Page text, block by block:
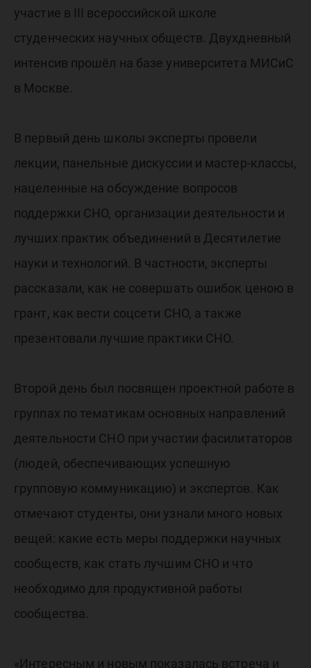
участие в III всероссийской школе
студенческих научных обществ. Двухдневный
интенсив прошёл на базе университета МИСиС
в Москве.
В первый день школы эксперты провели
лекции, панельные дискуссии и мастер-классы,
нацеленные на обсуждение вопросов
поддержки СНО, организации деятельности и
лучших практик объединений в Десятилетие
науки и технологий. В частности, эксперты
рассказали, как не совершать ошибок ценою в
грант, как вести соцсети СНО, а также
презентовали лучшие практики СНО.
Второй день был посвящен проектной работе в
группах по тематикам основных направлений
деятельности СНО при участии фасилитаторов
(людей, обеспечивающих успешную
групповую коммуникацию) и экспертов. Как
отмечают студенты, они узнали много новых
вещей: какие есть меры поддержки научных
сообществ, как стать лучшим СНО и что
необходимо для продуктивной работы
сообщества.
«Интересным и новым показалась встреча и